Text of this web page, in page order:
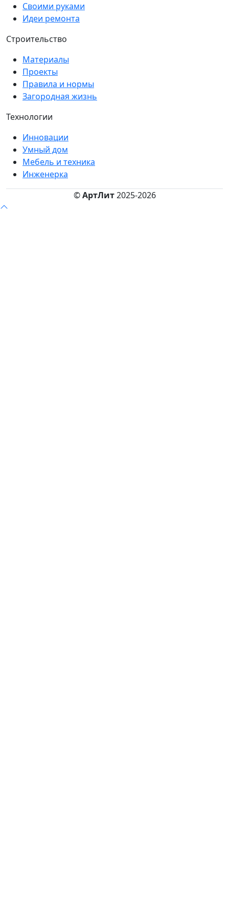
Своими руками
Идеи ремонта
Строительство
Материалы
Проекты
Правила и нормы
Загородная жизнь
Технологии
Инновации
Умный дом
Мебель и техника
Инженерка
©АртЛит2025-2026